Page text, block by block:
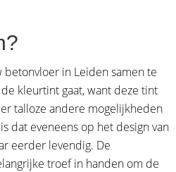
betonvloer in Leiden samen te
kleurtint gaat, want deze tint
talloze andere mogelijkheden
dat eveneens op het design van
eerder levendig. De
troef in handen om de